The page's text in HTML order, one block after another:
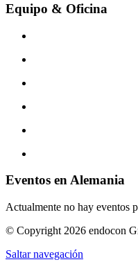
Equipo & Oficina
Eventos en Alemania
Actualmente no hay eventos
© Copyright 2026 endocon
Saltar navegación